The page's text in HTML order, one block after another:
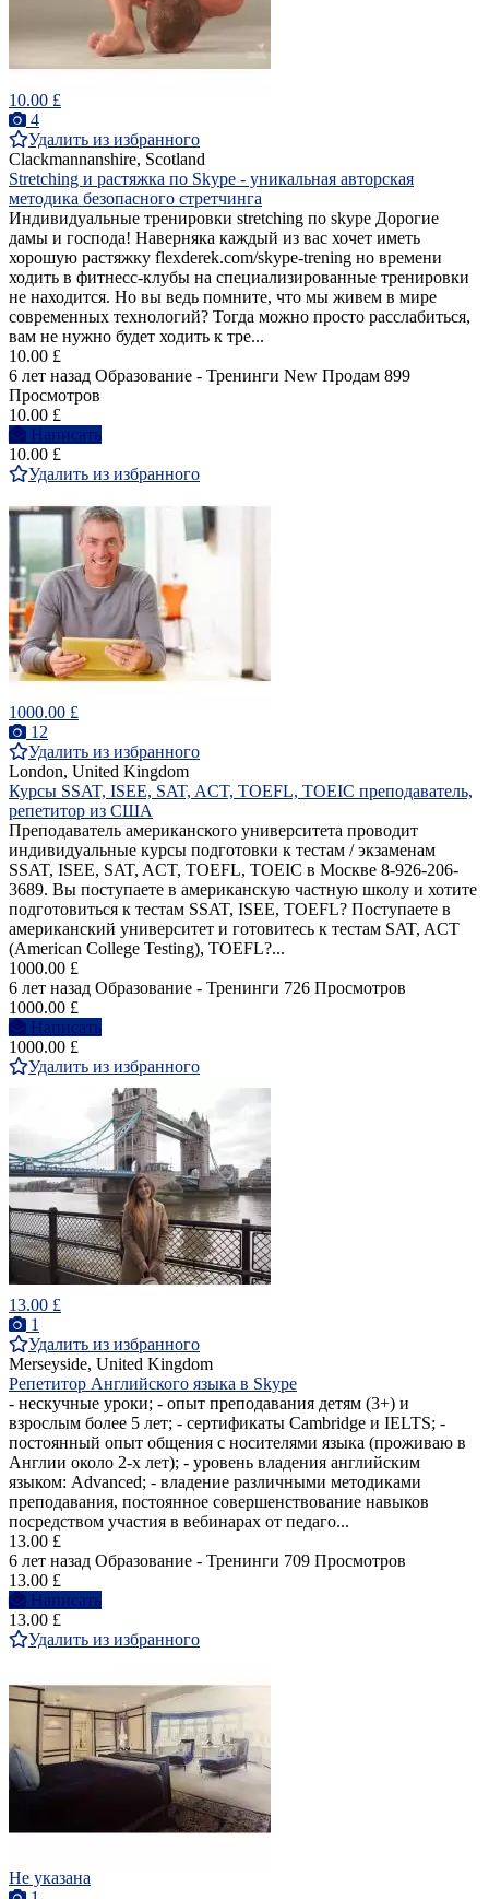
10.00 £
4
Удалить из избранного
Clackmannanshire, Scotland
Stretching и растяжка по Skype - уникальная авторская
методика безопасного стретчинга
Индивидуальные тренировки stretching по skype Дорогие
дамы и господа! Наверняка каждый из вас хочет иметь
хорошую растяжку flexderek.com/skype-trening но времени
ходить в фитнесс-клубы на специализированные тренировки
не находится. Но вы ведь помните, что мы живем в мире
современных технологий? Тогда можно просто расслабиться,
вам не нужно будет ходить к тре...
10.00 £
6 лет назад Образование - Тренинги New Продам 899
Просмотров
10.00 £
Написать
10.00 £
Удалить из избранного
1000.00 £
12
Удалить из избранного
London, United Kingdom
Курсы SSAT, ISEE, SAT, ACT, TOEFL, TOEIC преподаватель,
репетитор из США
Преподаватель американского университета проводит
индивидуальные курсы подготовки к тестам / экзаменам
SSAT, ISEE, SAT, ACT, TOEFL, TOEIC в Москве 8-926-206-
3689. Вы поступаете в американскую частную школу и хотите
подготовиться к тестам SSAT, ISEE, TOEFL? Поступаете в
американский университет и готовитесь к тестам SAT, ACT
(American College Testing), TOEFL?...
1000.00 £
6 лет назад Образование - Тренинги 726 Просмотров
1000.00 £
Написать
1000.00 £
Удалить из избранного
13.00 £
1
Удалить из избранного
Merseyside, United Kingdom
Репетитор Английского языка в Skype
- нескучные уроки; - опыт преподавания детям (3+) и
взрослым более 5 лет; - сертификаты Cambridge и IELTS; -
постоянный опыт общения с носителями языка (проживаю в
Англии около 2-х лет); - уровень владения английским
языком: Advanced; - владение различными методиками
преподавания, постоянное совершенствование навыков
посредством участия в вебинарах от педаго...
13.00 £
6 лет назад Образование - Тренинги 709 Просмотров
13.00 £
Написать
13.00 £
Удалить из избранного
Не указана